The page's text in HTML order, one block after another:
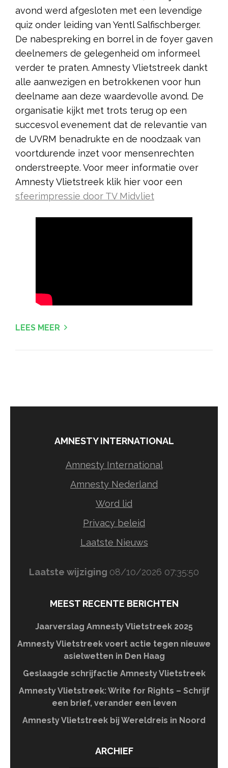
avond werd afgesloten met een levendige
quiz onder leiding van Yentl Salfischberger.
De nabespreking en borrel in de foyer gaven
deelnemers de gelegenheid om informeel
verder te praten. Amnesty Vlietstreek dankt
alle aanwezigen en betrokkenen voor hun
deelname aan deze waardevolle avond. De
organisatie kijkt met trots terug op een
succesvol evenement dat de relevantie van
de UVRM benadrukte en de noodzaak van
voortdurende inzet voor mensenrechten
onderstreepte. Voor meer informatie over
Amnesty Vlietstreek klik hier voor een
sfeerimpressie door TV Midvliet
LEES MEER
AMNESTY INTERNATIONAL
Amnesty International
Amnesty Nederland
Word lid
Privacy beleid
Laatste Nieuws
Laatste wijziging 08/10/2026 07:35:50
MEEST RECENTE BERICHTEN
Jaarverslag Amnesty Vlietstreek 2025
Amnesty Vlietstreek voert actie tegen nieuwe
asielwetten in Den Haag
Geslaagde schrijfactie Amnesty Vlietstreek
Amnesty Vlietstreek: Write for Rights – Schrijf
een brief, verander een leven
Amnesty Vlietstreek bij Wereldreis in Noord
ARCHIEF